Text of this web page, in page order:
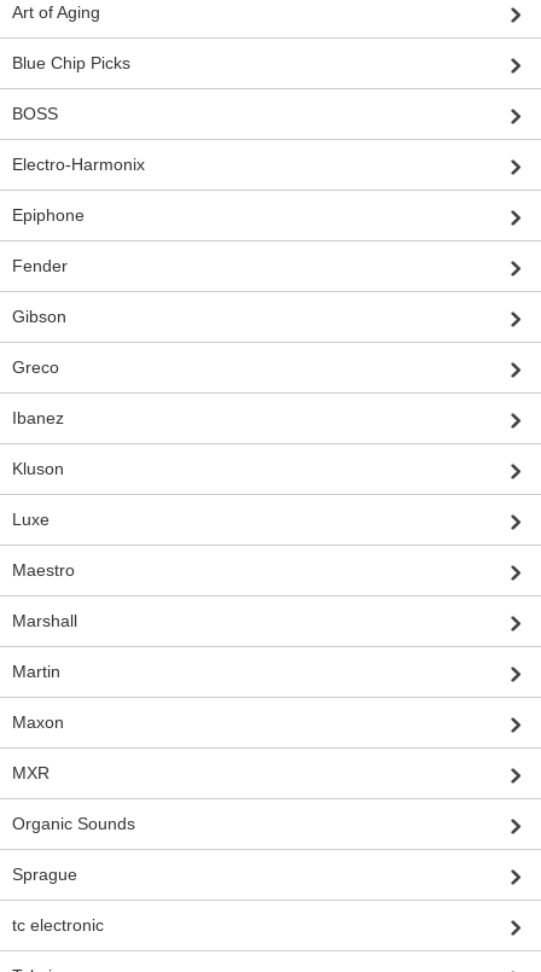
Art of Aging
Blue Chip Picks
BOSS
Electro-Harmonix
Epiphone
Fender
Gibson
Greco
Ibanez
Kluson
Luxe
Maestro
Marshall
Martin
Maxon
MXR
Organic Sounds
Sprague
tc electronic